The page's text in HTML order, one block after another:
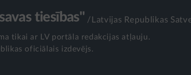
tiesības" /Latvijas Republikas
tikai ar LV portāla redakcijas atļauju.
oficiālais izdevējs.